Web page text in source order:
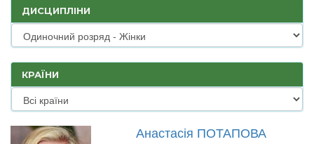
ДИСЦИПЛІНИ
КРАЇНИ
Анастасія ПОТАПОВА